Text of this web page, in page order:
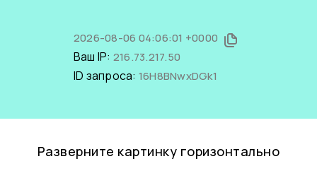
2026-08-06 04:06:01 +0000
Ваш IP: 216.73.217.50
ID запроса: 16H8BNwxDGk1
Разверните картинку горизонтально